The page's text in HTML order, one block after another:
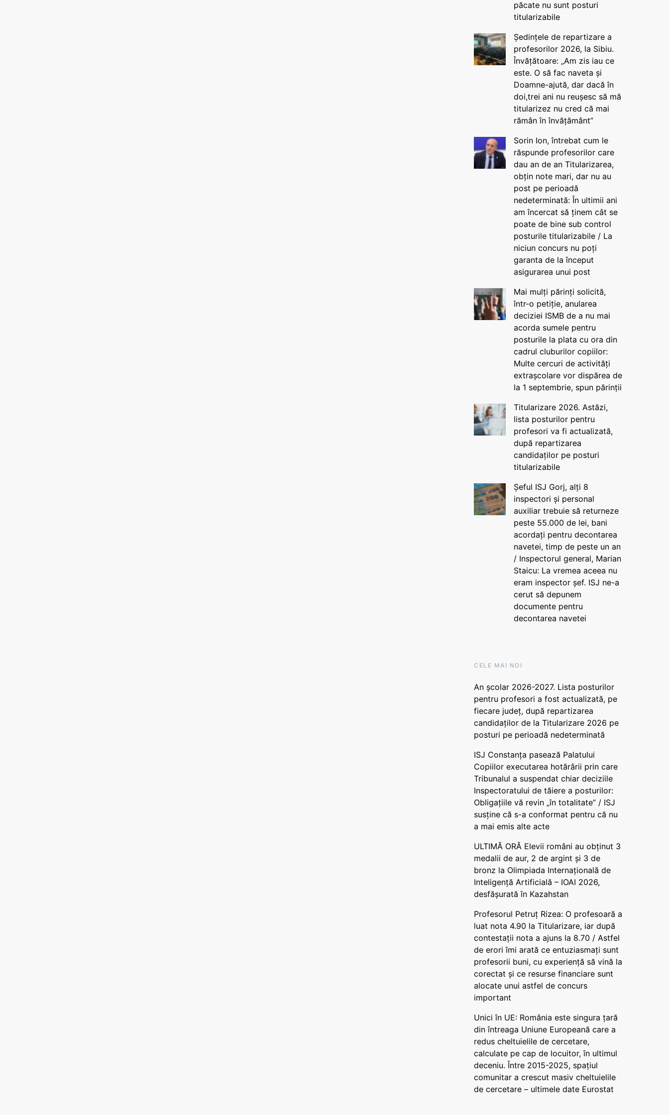
păcate nu sunt posturi
titularizabile
Ședințele de repartizare a
profesorilor 2026, la Sibiu.
Învățătoare: „Am zis iau ce
este. O să fac naveta și
Doamne-ajută, dar dacă în
doi,trei ani nu reușesc să mă
titularizez nu cred că mai
rămân în învățământ”
Sorin Ion, întrebat cum le
răspunde profesorilor care
dau an de an Titularizarea,
obțin note mari, dar nu au
post pe perioadă
nedeterminată: În ultimii ani
am încercat să ținem cât se
poate de bine sub control
posturile titularizabile / La
niciun concurs nu poți
garanta de la început
asigurarea unui post
Mai mulți părinți solicită,
într-o petiție, anularea
deciziei ISMB de a nu mai
acorda sumele pentru
posturile la plata cu ora din
cadrul cluburilor copiilor:
Multe cercuri de activități
extrașcolare vor dispărea de
la 1 septembrie, spun părinții
Titularizare 2026. Astăzi,
lista posturilor pentru
profesori va fi actualizată,
după repartizarea
candidaților pe posturi
titularizabile
Șeful ISJ Gorj, alți 8
inspectori și personal
auxiliar trebuie să returneze
peste 55.000 de lei, bani
acordați pentru decontarea
navetei, timp de peste un an
/ Inspectorul general, Marian
Staicu: La vremea aceea nu
eram inspector șef. ISJ ne-a
cerut să depunem
documente pentru
decontarea navetei
CELE MAI NOI
An școlar 2026-2027. Lista posturilor
pentru profesori a fost actualizată, pe
fiecare județ, după repartizarea
candidaților de la Titularizare 2026 pe
posturi pe perioadă nedeterminată
ISJ Constanța pasează Palatului
Copiilor executarea hotărârii prin care
Tribunalul a suspendat chiar deciziile
Inspectoratului de tăiere a posturilor:
Obligațiile vă revin „în totalitate” / ISJ
susține că s-a conformat pentru că nu
a mai emis alte acte
ULTIMĂ ORĂ Elevii români au obținut 3
medalii de aur, 2 de argint și 3 de
bronz la Olimpiada Internațională de
Inteligență Artificială – IOAI 2026,
desfășurată în Kazahstan
Profesorul Petruț Rizea: O profesoară a
luat nota 4.90 la Titularizare, iar după
contestații nota a ajuns la 8.70 / Astfel
de erori îmi arată ce entuziasmați sunt
profesorii buni, cu experiență să vină la
corectat și ce resurse financiare sunt
alocate unui astfel de concurs
important
Unici în UE: România este singura țară
din întreaga Uniune Europeană care a
redus cheltuielile de cercetare,
calculate pe cap de locuitor, în ultimul
deceniu. Între 2015-2025, spațiul
comunitar a crescut masiv cheltuielile
de cercetare – ultimele date Eurostat